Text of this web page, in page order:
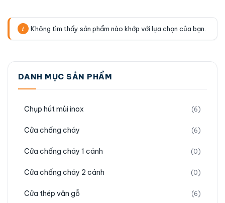
Không tìm thấy sản phẩm nào khớp với lựa chọn của bạn.
DANH MỤC SẢN PHẨM
Chụp hút mùi inox (6)
Cửa chống cháy (6)
Cửa chống cháy 1 cánh (0)
Cửa chống cháy 2 cánh (0)
Cửa thép vân gỗ (6)